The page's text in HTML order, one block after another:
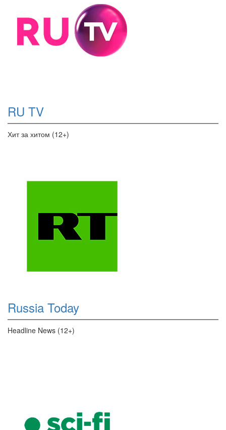
RU TV
Хит за хитом (12+)
Russia Today
Headline News (12+)